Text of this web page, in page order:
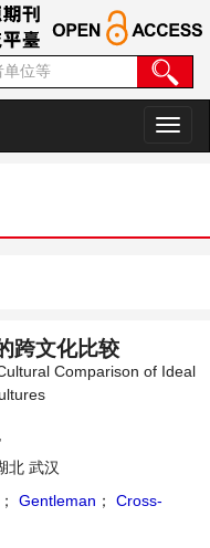
切
换
跨文化比较
Comparison of Ideal
北 武汉
； Gentleman ；
Cross-